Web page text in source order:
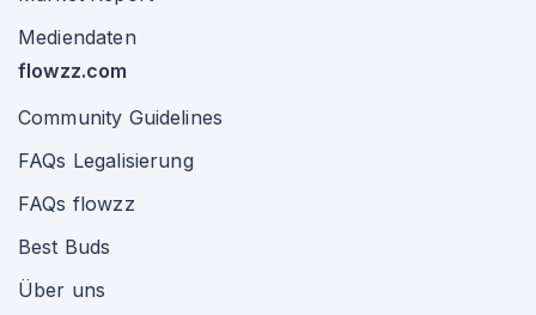
Mediendaten
flowzz.com
Community Guidelines
FAQs Legalisierung
FAQs flowzz
Best Buds
Über uns